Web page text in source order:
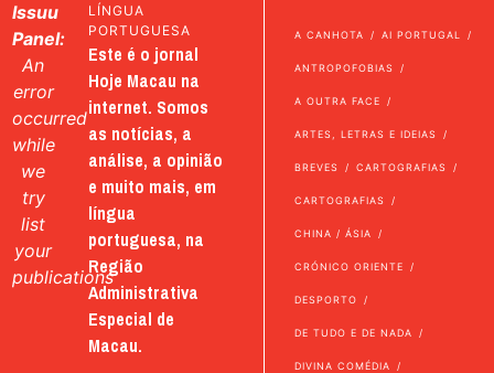
Issuu
Panel:
An
error
occurred
while
we
try
list
your
publications
LÍNGUA
PORTUGUESA
Este é o jornal
Hoje Macau na
internet. Somos
as notícias, a
análise, a opinião
e muito mais, em
língua
portuguesa, na
Região
Administrativa
Especial de
Macau.
A CANHOTA AI PORTUGAL
ANTROPOFOBIAS
A OUTRA FACE
ARTES, LETRAS E IDEIAS
BREVES CARTOGRAFIAS
CARTOGRAFIAS
CHINA / ÁSIA
CRÓNICO ORIENTE
DESPORTO
DE TUDO E DE NADA
DIVINA COMÉDIA